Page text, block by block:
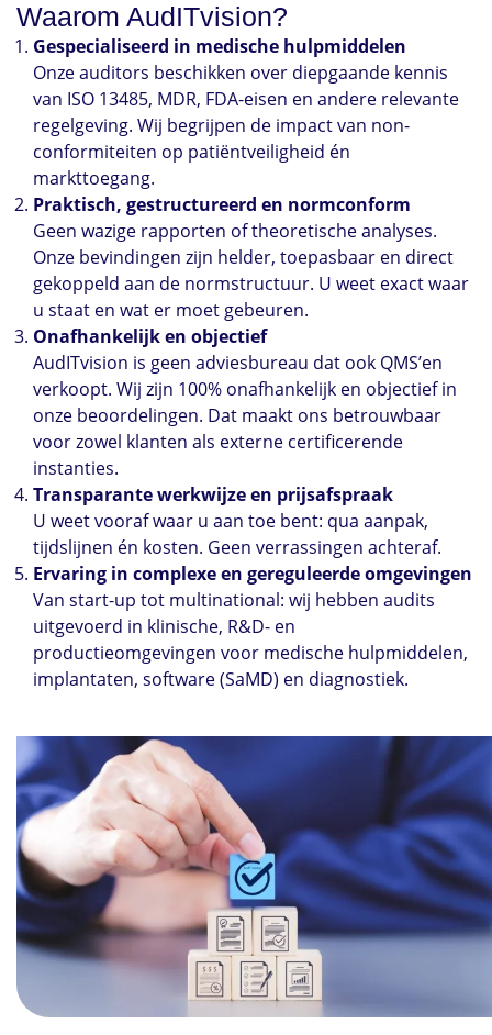
Waarom AudITvision?
Gespecialiseerd in medische hulpmiddelen
Onze auditors beschikken over diepgaande kennis
van ISO 13485, MDR, FDA-eisen en andere relevante
regelgeving. Wij begrijpen de impact van non-
conformiteiten op patiëntveiligheid én
markttoegang.
Praktisch, gestructureerd en normconform
Geen wazige rapporten of theoretische analyses.
Onze bevindingen zijn helder, toepasbaar en direct
gekoppeld aan de normstructuur. U weet exact waar
u staat en wat er moet gebeuren.
Onafhankelijk en objectief
AudITvision is geen adviesbureau dat ook QMS’en
verkoopt. Wij zijn 100% onafhankelijk en objectief in
onze beoordelingen. Dat maakt ons betrouwbaar
voor zowel klanten als externe certificerende
instanties.
Transparante werkwijze en prijsafspraak
U weet vooraf waar u aan toe bent: qua aanpak,
tijdslijnen én kosten. Geen verrassingen achteraf.
Ervaring in complexe en gereguleerde omgevingen
Van start-up tot multinational: wij hebben audits
uitgevoerd in klinische, R&D- en
productieomgevingen voor medische hulpmiddelen,
implantaten, software (SaMD) en diagnostiek.